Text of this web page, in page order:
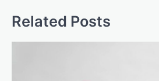
Related Posts